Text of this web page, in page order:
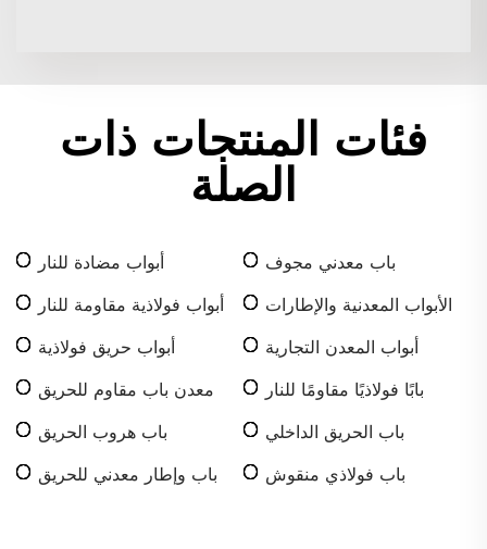
فئات المنتجات ذات
الصلة
باب معدني مجوف
أبواب مضادة للنار
الأبواب المعدنية والإطارات
أبواب فولاذية مقاومة للنار
أبواب المعدن التجارية
أبواب حريق فولاذية
بابًا فولاذيًا مقاومًا للنار
معدن باب مقاوم للحريق
باب الحريق الداخلي
باب هروب الحريق
باب فولاذي منقوش
باب وإطار معدني للحريق